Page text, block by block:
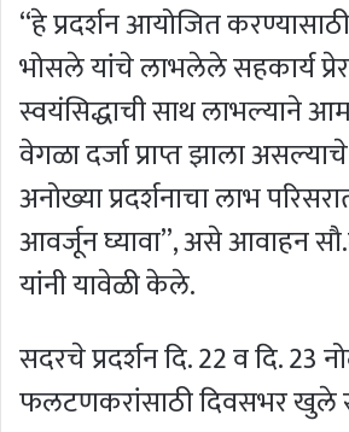
‘‘हे प्रदर्शन आयोजित
भोसले यांचे लाभलेले सहकार्य
स्वयंसिद्धाची साथ लाभल्याने
वेगळा दर्जा प्राप्त झाला
अनोख्या प्रदर्शनाचा लाभ
आवर्जून घ्यावा’’, असे आवाहन
यांनी यावेळी केले.
सदरचे प्रदर्शन दि. 22 व दि. 23
फलटणकरांसाठी दिवसभर खुले